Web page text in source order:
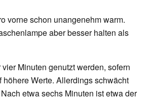
vorne schon unangenehm warm.
aber besser halten als
Minuten genutzt werden, sofern
Werte. Allerdings schwächt
etwa sechs Minuten ist etwa der